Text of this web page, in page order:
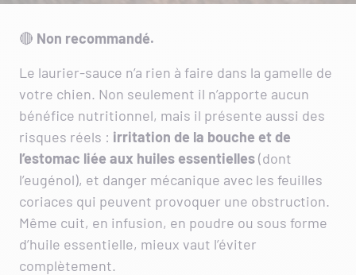
🔴 Non recommandé.
Le laurier-sauce n’a rien à faire dans la gamelle de
votre chien. Non seulement il n’apporte aucun
bénéfice nutritionnel, mais il présente aussi des
risques réels : irritation de la bouche et de
l’estomac liée aux huiles essentielles(dont
l’eugénol), et danger mécanique avec les feuilles
coriaces qui peuvent provoquer une obstruction.
Même cuit, en infusion, en poudre ou sous forme
d’huile essentielle, mieux vaut l’éviter
complètement.